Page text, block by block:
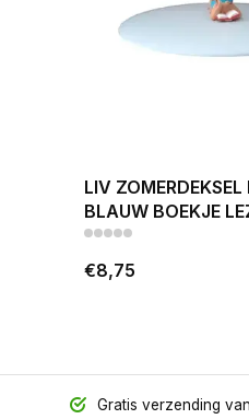
LIV ZOMERDEKSEL
BLAUW BOEKJE
€8,75
Gratis verzending